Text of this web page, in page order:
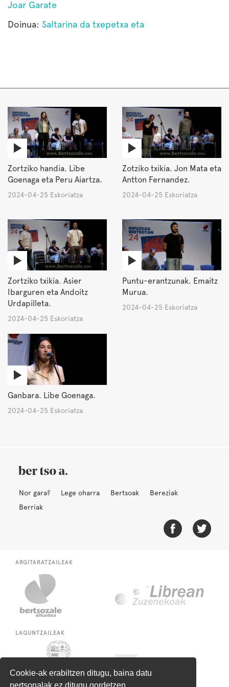
Cookie-ak erabiltzen ditugu, baina datu
pertsonalak ez ditugu gordetzen
Joar Garate
Doinua: Saltarina da txepetxa eta
Zortziko handia. Libe
Goenaga eta Peru Aiartza.
2024-04-25 Eskoriatza
Zotziko txikia. Jon Mata eta
Antton Fernandez.
2024-04-25 Eskoriatza
Zortziko txikia. Asier
Ibarguren eta Andoitz
Urdapilleta.
2024-04-25 Eskoriatza
Puntu-erantzunak. Emaitz
Murua.
2024-04-25 Eskoriatza
Ganbara. Libe Goenaga.
2024-04-25 Eskoriatza
Nor gara? Lege oharra Bertsoak
Bereziak
Berriak
ARGITARATZAILEAK
LAGUNTZAILEAK